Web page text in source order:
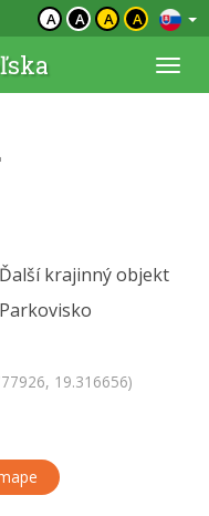
A A A A
Ďalší krajinný objekt
Parkovisko
19.316656)